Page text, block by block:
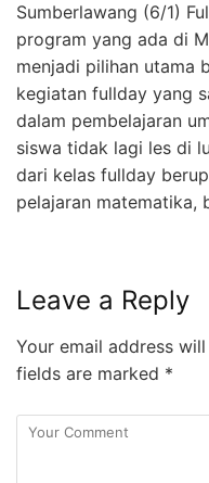
Sumberlawang (6/1)
program yang ada di
menjadi pilihan utama
kegiatan fullday yang
dalam pembelajaran
siswa tidak lagi les di
dari kelas fullday
pelajaran matematika,
Leave a Reply
Your email address
fields are marked *